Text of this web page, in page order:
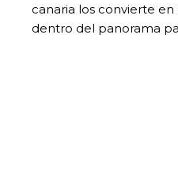
canaria los convierte
dentro del panorama